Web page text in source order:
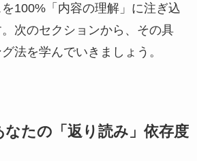
100%「内容の理解」に注ぎ込
次のセクションから、その具
法を学んでいきましょう。
たの「返り読み」依存度